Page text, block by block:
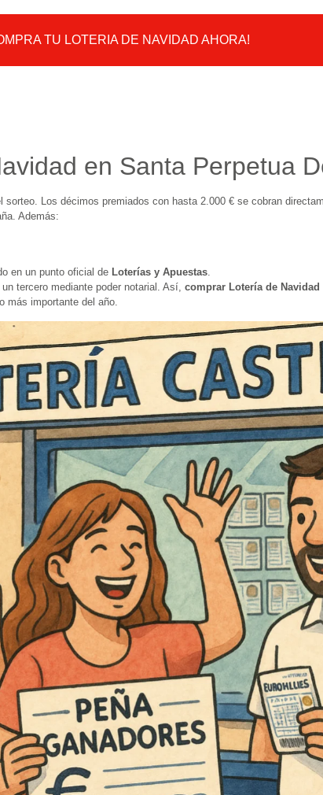
TU LOTERIA DE NAVIDAD AHORA!
en Santa Perpetua
Los décimos premiados con hasta 2.000 € se cobran
Además:
en un punto oficial de Loterías y Apuestas.
tercero mediante poder notarial. Así, comprar Lotería de
más importante del año.